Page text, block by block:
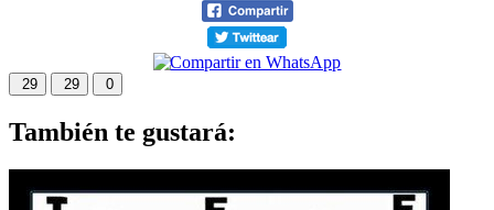
29 29 0
También te gustará: